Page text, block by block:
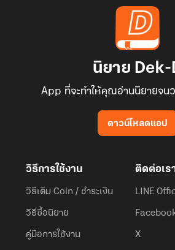
นิยาย Dek-
App ที่จะทำให้คุณอ่านนิยายจน
ดาวน์โหลดแอป
วิธีการใช้งาน
วิธีเติม Coin / ชำระเงิน
วิธีซื้อนิยาย
คู่มือการใช้งาน
ติดต่อเร
LINE
X